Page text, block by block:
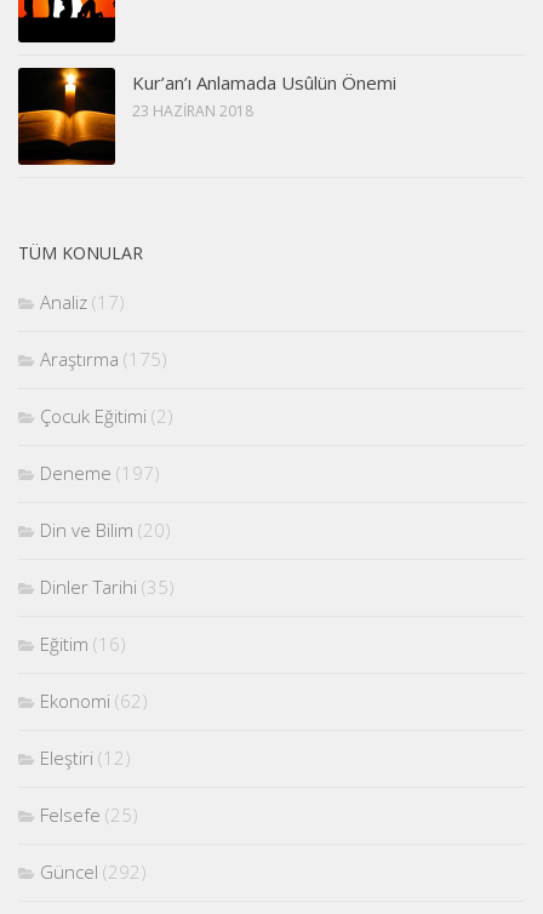
Kur’an’ı Anlamada Usûlün Önemi
23 HAZIRAN 2018
TÜM KONULAR
Analiz (17)
Araştırma (175)
Çocuk Eğitimi (2)
Deneme (197)
Din ve Bilim (20)
Dinler Tarihi (35)
Eğitim (16)
Ekonomi (62)
Eleştiri (12)
Felsefe (25)
Güncel (292)